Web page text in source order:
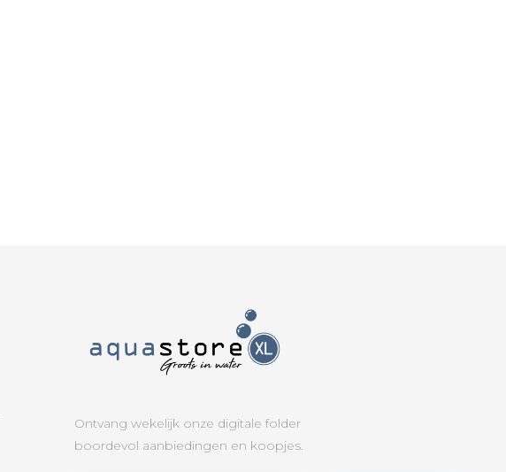
Ontvang wekelijk onze digitale folder
boordevol aanbiedingen en koopjes.